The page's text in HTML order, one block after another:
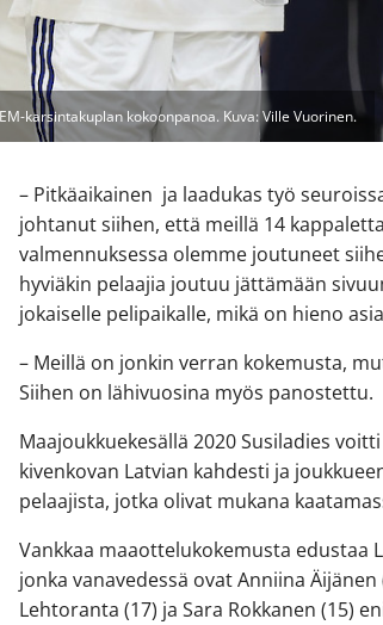
karsintakuplan kokoonpanoa. Kuva: Ville Vuorinen.
– Pitkäaikainen ja laadukas työ
johtanut siihen, että meillä 14
valmennuksessa olemme joutuneet
hyviäkin pelaajia joutuu jättämään
jokaiselle pelipaikalle, mikä on hieno
– Meillä on jonkin verran kokemusta,
Siihen on lähivuosina myös panostettu.
Maajoukkuekesällä 2020 Susiladies
kivenkovan Latvian kahdesti ja
pelaajista, jotka olivat mukana
Vankkaa maaottelukokemusta edustaa
jonka vanavedessä ovat Anniina Äijänen
Lehtoranta (17) ja Sara Rokkanen (15)